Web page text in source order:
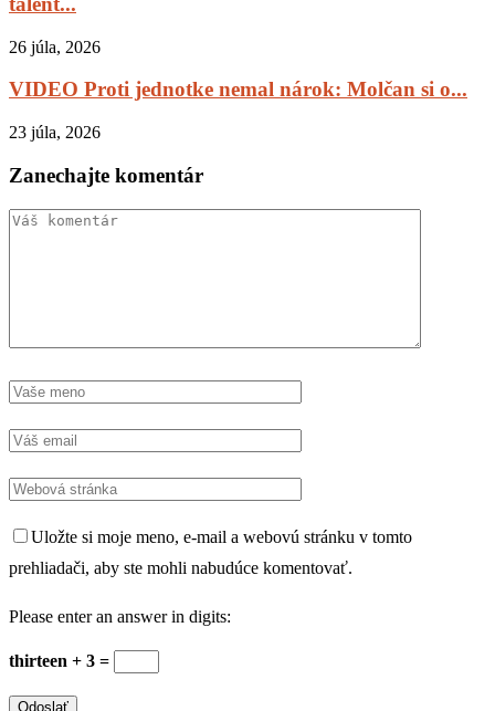
26 júla, 2026
VIDEO Proti jednotke nemal nárok: Molčan si o...
23 júla, 2026
Zanechajte komentár
Uložte si moje meno, e-mail a webovú stránku v tomto
prehliadači, aby ste mohli nabudúce komentovať.
Please enter an answer in digits:
thirteen + 3 =